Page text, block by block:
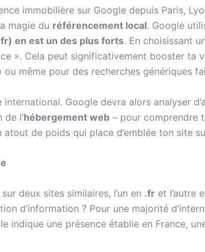
immobilière sur Google depuis Paris,
magie du référencement local. Google
en est un des plus forts. En choisissant un
». Cela peut significativement booster ta
même pour des recherches génériques
Google devra alors analyser
de l’hébergement web – pour comprendre
atout de poids qui place d’emblée ton site
deux sites similaires, l’un en .fr et l’autre
d’information ? Pour une majorité
une présence établie en France,